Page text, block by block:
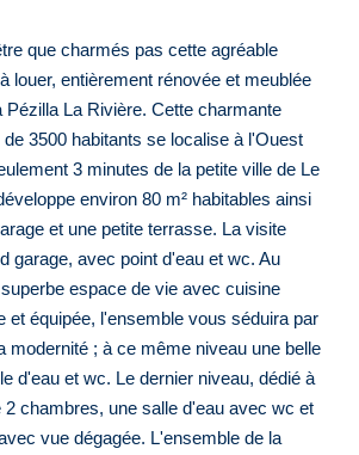
que charmés pas cette agréable
louer, entièrement rénovée et meublée
Pézilla La Rivière. Cette charmante
3500 habitants se localise à l'Ouest
3 minutes de la petite ville de Le
environ 80 m² habitables ainsi
et une petite terrasse. La visite
garage, avec point d'eau et wc. Au
espace de vie avec cuisine
et équipée, l'ensemble vous séduira par
modernité ; à ce même niveau une belle
d'eau et wc. Le dernier niveau, dédié à
2 chambres, une salle d'eau avec wc et
vue dégagée. L'ensemble de la